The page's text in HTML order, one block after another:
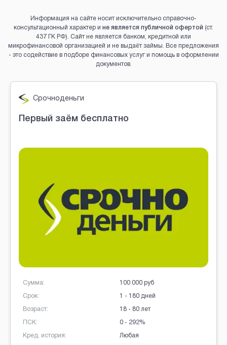
Информация на сайте носит исключительно справочно-
консультационный характер и не является публичной офертой (ст.
437 ГК РФ). Сайт не является банком, кредитной или
микрофинансовой организацией и не выдаёт займы. Все предложения
- это содействие в подборе финансовых услуг и помощь в оформлении
документов.
Brobaza - VIP-объявления
Срочноденьги
Первый заём бесплатно
Сумма:
Срок:
Возраст:
ПСК:
Кред. история:
100 000 руб
1 - 180 дней
18 - 80 лет
0 - 292%
Любая